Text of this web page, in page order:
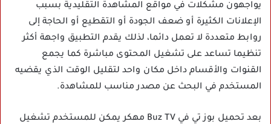
يواجهون مشكلات في مواقع المشاهدة التقليدية بسبب
الإعلانات الكثيرة أو ضعف الجودة أو التقطيع أو الحاجة إلى
روابط متعددة لا تعمل دائما، لذلك يقدم التطبيق واجهة أكثر
تنظيما تساعد على تشغيل المحتوى مباشرة كما يجمع
القنوات والأقسام داخل مكان واحد لتقليل الوقت الذي يقضيه
المستخدم في البحث عن مصدر مناسب للمشاهدة.
بعد تحميل بوز تي في Buz TV مهكر يمكن للمستخدم تشغيل